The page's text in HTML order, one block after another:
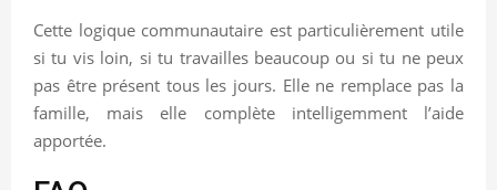
Cette logique communautaire est particulièrement utile
si tu vis loin, si tu travailles beaucoup ou si tu ne peux
pas être présent tous les jours. Elle ne remplace pas la
famille, mais elle complète intelligemment l’aide
apportée.